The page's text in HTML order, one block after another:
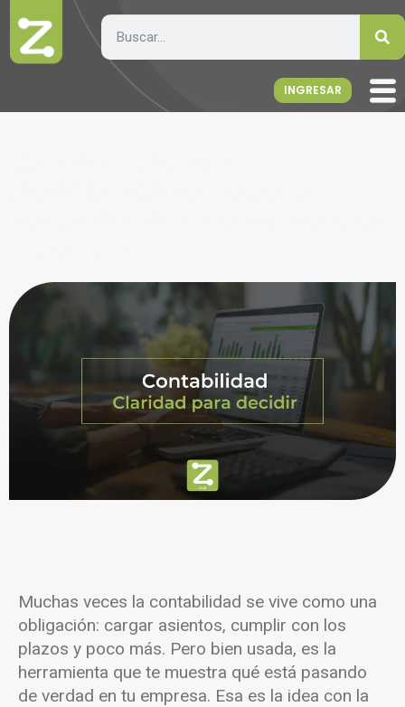
INGRESAR
Muchas veces la contabilidad se vive como una
obligación: cargar asientos, cumplir con los
plazos y poco más. Pero bien usada, es la
herramienta que te muestra qué está pasando
de verdad en tu empresa. Esa es la idea con la